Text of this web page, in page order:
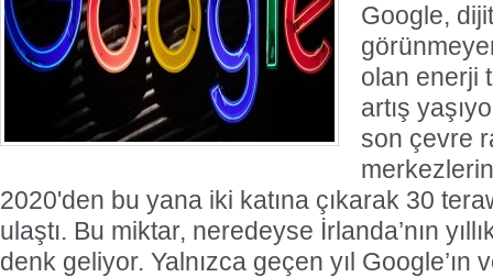
Google,
olan enerji
artış
son çevre
2020'den bu yana iki katına çıkarak 30
ulaştı. Bu miktar, neredeyse İrlanda’nın
denk geliyor. Yalnızca geçen yıl Google’ın